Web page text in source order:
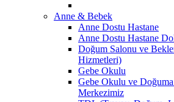
Anne & Bebek
Anne Dostu Hastane
Anne Dostu Hastane
Doğum Salonu ve
Hizmetleri)
Gebe Okulu
Gebe Okulu ve Doğuma
Merkezimiz